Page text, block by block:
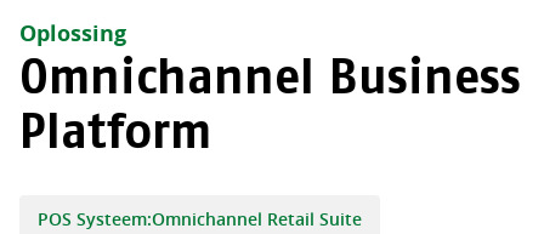
Oplossing
Omnichannel Business
Platform
POS Systeem:Omnichannel Retail Suite